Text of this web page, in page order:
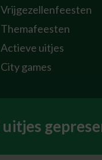
Vrijgezellenfeesten
Themafeesten
Actieve uitjes
City games
uitjes